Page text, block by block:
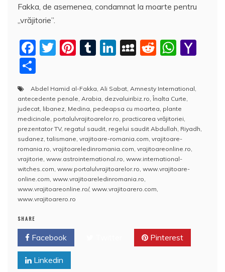
Fakka, de asemenea, condamnat la moarte pentru
„vrăjitorie”.
F
e
b
o
o
k
T
er
Pi
e
st
T
bl
r
Li
e
dI
n
M
p
a
c
e
R
di
t
W
s
A
p
p
M
a
rt
aj
e
a
z
ă
Abdel Hamid al-Fakka, Ali Sabat, Amnesty International,
antecedente penale, Arabia, dezvaluiribiz.ro, Înalta Curte,
judecat, libanez, Medina, pedeapsa cu moartea, plante
medicinale, portalulvrajitoarelor.ro, practicarea vrăjitoriei,
prezentator TV, regatul saudit, regelui saudit Abdullah, Riyadh,
sudanez,talismane, vrajitoare-romania.com, vrajitoare-
romania.ro, vrajitoareledinromania.com, vrajitoareonline.ro,
vrajitorie, www.astrointernational.ro, www.international-
witches.com, www.portalulvrajitoarelor.ro, www.vrajitoare-
online.com, www.vrajitoareledinromania.ro,
www.vrajitoareonline.ro/, www.vrajitoarero.com,
www.vrajitoarero.ro
SHARE
Facebook Pinterest
Linkedin